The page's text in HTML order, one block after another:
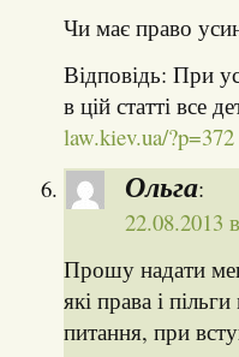
Чи має право
Відповідь: При
в цій статті все
law.kiev.ua/?p=372
Ольга:
22.08.2013
Прошу надати
які права і
питання, при